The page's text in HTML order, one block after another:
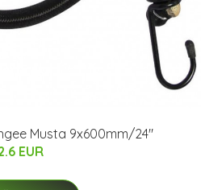
Musta 9x600mm/24"
EUR